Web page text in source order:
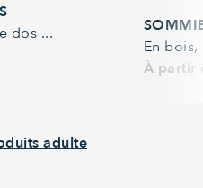
dos ...
En
À partir
adulte